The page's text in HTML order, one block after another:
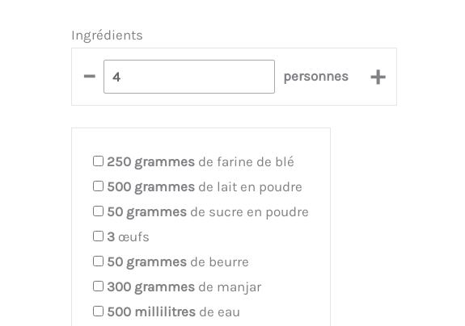
Ingrédients
– personnes +
250 grammes de farine de blé
500 grammes de lait en poudre
50 grammes de sucre en poudre
3 œufs
50 grammes de beurre
300 grammes de manjar
500 millilitres de eau